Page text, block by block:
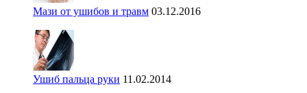
Мази от ушибов и травм 03.12.2016
Ушиб пальца руки 11.02.2014